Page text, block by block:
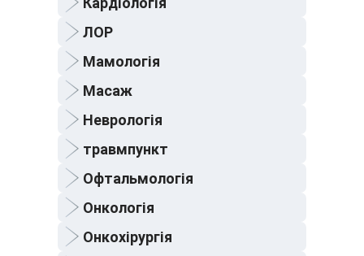
ЛОР
Мамологія
Масаж
Неврологія
травмпункт
Офтальмологія
Онкологія
Онкохірургія